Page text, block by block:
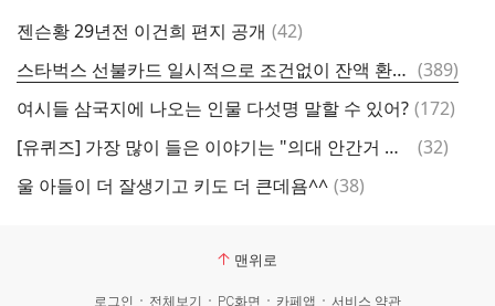
젠슨황 29년전 이건희 편지 공개 댓
(42)
스타벅스 선불카드 일시적으로 조건없이 잔액 환불 (6/1~6/14) 댓
글
(389)
여시들 삼국지에 나오는 인물 다섯명 말할 수 있어? 댓
(172)
[유퀴즈] 가장 많이 들은 이야기는 "의대 안간거 나중에 무조건 후회할거야"
댓
(32)
울 아들이 더 잘생기고 키도 더 큰데욤^^ 댓
(38)
맨위로
로그인 전체보기 PC화면 카페앱 서비스 약관